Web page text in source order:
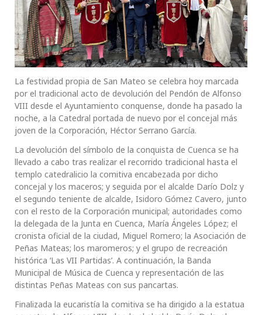
La festividad propia de San Mateo se celebra hoy marcada
por el tradicional acto de devolución del Pendón de Alfonso
VIII desde el Ayuntamiento conquense, donde ha pasado la
noche, a la Catedral portada de nuevo por el concejal más
joven de la Corporación, Héctor Serrano García.
La devolución del símbolo de la conquista de Cuenca se ha
llevado a cabo tras realizar el recorrido tradicional hasta el
templo catedralicio la comitiva encabezada por dicho
concejal y los maceros; y seguida por el alcalde Darío Dolz y
el segundo teniente de alcalde, Isidoro Gómez Cavero, junto
con el resto de la Corporación municipal; autoridades como
la delegada de la Junta en Cuenca, María Ángeles López; el
cronista oficial de la ciudad, Miguel Romero; la Asociación de
Peñas Mateas; los maromeros; y el grupo de recreación
histórica ‘Las VII Partidas’. A continuación, la Banda
Municipal de Música de Cuenca y representación de las
distintas Peñas Mateas con sus pancartas.
Finalizada la eucaristía la comitiva se ha dirigido a la estatua